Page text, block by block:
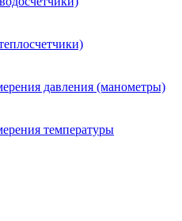
давления (манометры)
температуры